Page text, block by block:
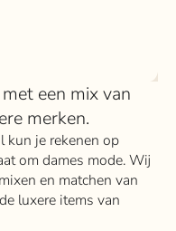
een mix van
merken.
kun je rekenen op
om dames mode. Wij
en matchen van
luxere items van